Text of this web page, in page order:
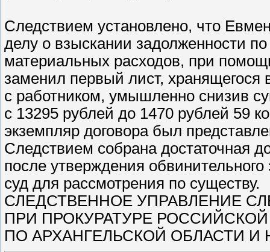
Следствием установлено, что
делу о взыскании задолженности
материальных расходов, при
заменил первый лист, хранящегося
с работником, умышленно снизив
с 13295 рублей до 1470 рублей 59
экземпляр договора был
Следствием собрана достаточная
после утверждения
суд для рассмотрения по существу.
СЛЕДСТВЕННОЕ УПРАВЛЕНИЕ
ПРИ ПРОКУРАТУРЕ
ПО АРХАНГЕЛЬСКОЙ ОБЛАСТИ И